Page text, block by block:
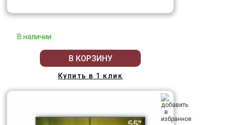
В наличии
В КОРЗИНУ
Купить в 1 клик